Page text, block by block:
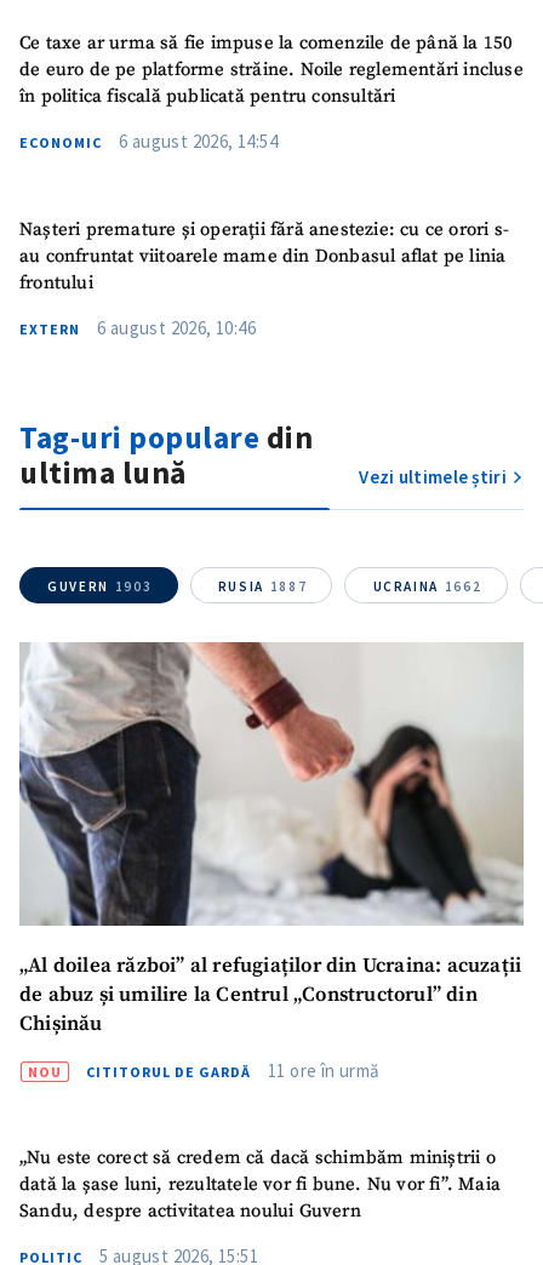
Trimite o informație
Despre ZdG
in English
на русском
Ce taxe ar urma să fie impuse la comenzile de până la 150
de euro de pe platforme străine. Noile reglementări incluse
în politica fiscală publicată pentru consultări
ECONOMIC 6 august 2026, 14:54
Nașteri premature și operații fără anestezie: cu ce orori s-
au confruntat viitoarele mame din Donbasul aflat pe linia
frontului
EXTERN 6 august 2026, 10:46
Tag-uri populare din
ultima lună
Vezi ultimele știri
GUVERN 1903 RUSIA 1887 UCRAINA 1662
„Al doilea război” al refugiaților din Ucraina: acuzații
de abuz și umilire la Centrul „Constructorul” din
Chișinău
NOU CITITORUL DE GARDĂ 11 ore în urmă
„Nu este corect să credem că dacă schimbăm miniștrii o
dată la șase luni, rezultatele vor fi bune. Nu vor fi”. Maia
Sandu, despre activitatea noului Guvern
POLITIC 5 august 2026, 15:51
ȘTIREA MEA